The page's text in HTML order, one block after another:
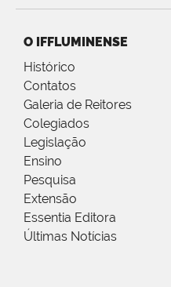
O IFFLUMINENSE
Histórico
Contatos
Galeria de Reitores
Colegiados
Legislação
Ensino
Pesquisa
Extensão
Essentia Editora
Últimas Notícias